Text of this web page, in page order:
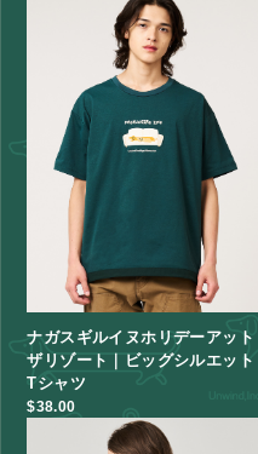
ナガスギルイヌホリデーアット
ザリゾート｜ビッグシルエット
Tシャツ
$‌38.00